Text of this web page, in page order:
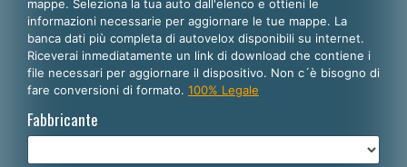
Italiano
English
Español
Português
mappe. Seleziona la tua auto dall'elenco e ottieni le
informazioni necessarie per aggiornare le tue mappe. La
banca dati più completa di autovelox disponibili su internet.
Riceverai inmediatamente un link di download che contiene i
file necessari per aggiornare il dispositivo. Non c´è bisogno di
fare conversioni di formato. 100% Legale
Fabbricante